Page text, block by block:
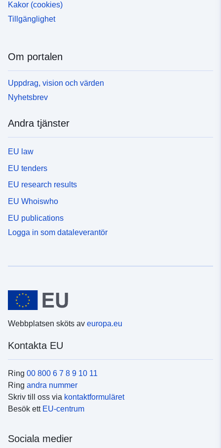
Kakor (cookies)
Tillgänglighet
Om portalen
Uppdrag, vision och värden
Nyhetsbrev
Andra tjänster
EU law
EU tenders
EU research results
EU Whoiswho
EU publications
Logga in som dataleverantör
Webbplatsen sköts av europa.eu
Kontakta EU
Ring 00 800 6 7 8 9 10 11
Ring andra nummer
Skriv till oss via kontaktformuläret
Besök ett EU-centrum
Sociala medier